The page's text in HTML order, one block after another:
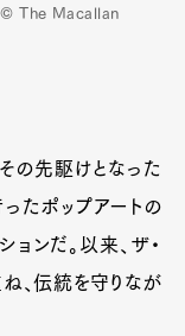
© The Macallan
の先駆けとなった
たポップアートの
ョンだ。以来、ザ・
、伝統を守りなが